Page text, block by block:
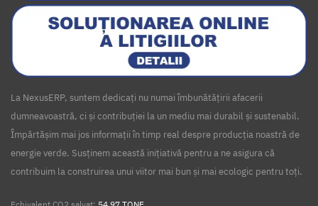
La NexusERP, suntem dedicați nu numai îmbunătățirii afacerii
dumneavoastră, ci și contribuției la un mediu mai durabil și sustenabil.
Împărtășim mai jos informații în timp real despre producția noastră de
energie verde. Susținem această inițiativă pentru a ne asigura că
contribuim la construirea unui viitor mai bun și mai ecologic pentru toți.